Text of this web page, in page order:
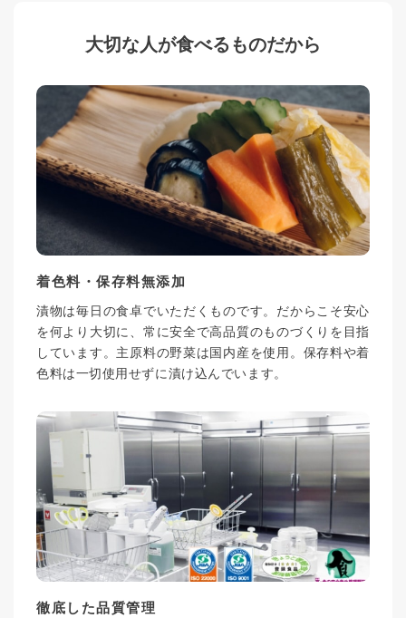
大切な人が食べるものだから
着色料・保存料無添加
漬物は毎日の食卓でいただくものです。だからこそ安心
を何より大切に、常に安全で高品質のものづくりを目指
しています。主原料の野菜は国内産を使用。保存料や着
色料は一切使用せずに漬け込んでいます。
徹底した品質管理